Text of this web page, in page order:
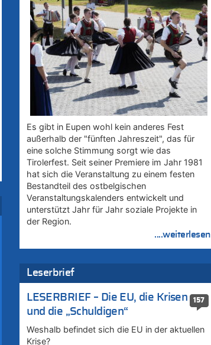
Es gibt in Eupen wohl kein anderes Fest
außerhalb der "fünften Jahreszeit", das für
eine solche Stimmung sorgt wie das
Tirolerfest. Seit seiner Premiere im Jahr 1981
hat sich die Veranstaltung zu einem festen
Bestandteil des ostbelgischen
Veranstaltungskalenders entwickelt und
unterstützt Jahr für Jahr soziale Projekte in
der Region.
....weiterlesen
Leserbrief
157
LESERBRIEF – Die EU, die Krisen
und die „Schuldigen“
Weshalb befindet sich die EU in der aktuellen
Krise?